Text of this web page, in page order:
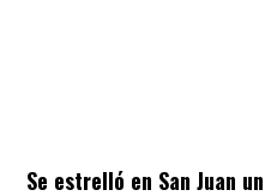
Se estrelló en San Juan un